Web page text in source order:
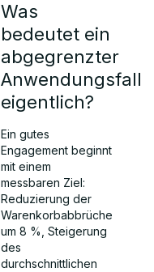
Was
bedeutet ein
abgegrenzter
Anwendungsfall
eigentlich?
Ein gutes
Engagement beginnt
mit einem
messbaren Ziel:
Reduzierung der
Warenkorbabbrüche
um 8 %, Steigerung
des
durchschnittlichen